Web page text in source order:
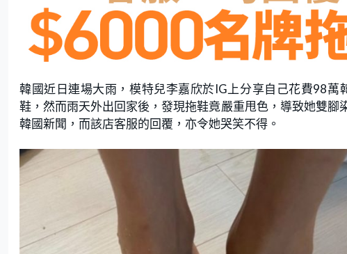
韓國近日連場大雨，模特兒李嘉欣於IG上分享自己花費98萬
鞋，然而雨天外出回家後，發現拖鞋竟嚴重甩色，導致她雙
韓國新聞，而該店客服的回覆，亦令她哭笑不得。